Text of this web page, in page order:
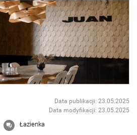
Data publikacji: 23.05.2025
Data modyfikacji: 23.05.2025
Łazienka